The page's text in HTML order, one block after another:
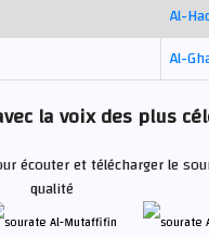
Al-
Al-
la voix des plus
écouter et télécharger le
qualité